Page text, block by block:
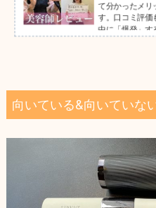
て分かったメリ
す。口コミ評価
中に「爆発」す
どう言うこと
向いている&向いていな